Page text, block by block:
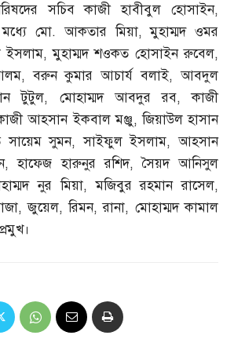
সচিব কাজী হাবীবুল হোসাইন,
মো.আকতার মিয়া,মুহাম্মদ ওমর
ইসলাম,মুহাম্মদ শওকত হোসাইন রুবেল,
,বরুন কুমার আচার্য বলাই,আবদুল
টুটুল, মোহাম্মদ আবদুর রব,কাজী
আহসান ইকবাল মঞ্জু,জিয়াউল হাসান
সুমন,সাইফুল ইসলাম,আহসান
,হাফেজ হারুনুর রশিদ,সৈয়দ আনিসুল
নুর মিয়া,মজিবুর রহমান রাসেল,
,জুয়েল,রিমন,রানা, মোহাম্মদ কামাল